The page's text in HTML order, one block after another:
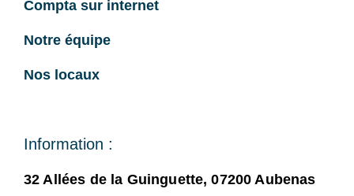
Compta sur internet
Notre équipe
Nos locaux
Information :
32 Allées de la Guinguette, 07200 Aubenas